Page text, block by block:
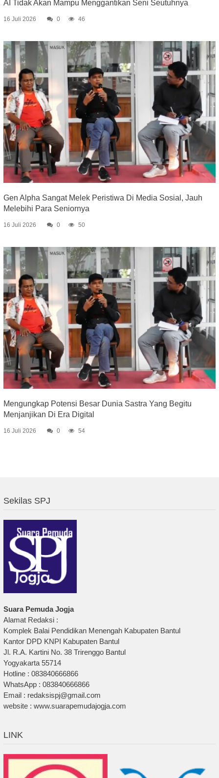
AI Tidak Akan Mampu Menggantikan Seni Seutuhnya
16 Juli 2026 0 46
Gen Alpha Sangat Melek Peristiwa Di Media Sosial, Jauh
Melebihi Para Seniornya
16 Juli 2026 0 50
Mengungkap Potensi Besar Dunia Sastra Yang Begitu
Menjanjikan Di Era Digital
16 Juli 2026 0 54
Sekilas SPJ
Suara Pemuda Jogja
Alamat Redaksi :
Komplek Balai Pendidikan Menengah Kabupaten Bantul
Kantor DPD KNPI Kabupaten Bantul
Jl. R.A. Kartini No. 38 Trirenggo Bantul
Yogyakarta 55714
Hotline : 083840666866
WhatsApp : 083840666866
Email : redaksispj@gmail.com
website : www.suarapemudajogja.com
LINK